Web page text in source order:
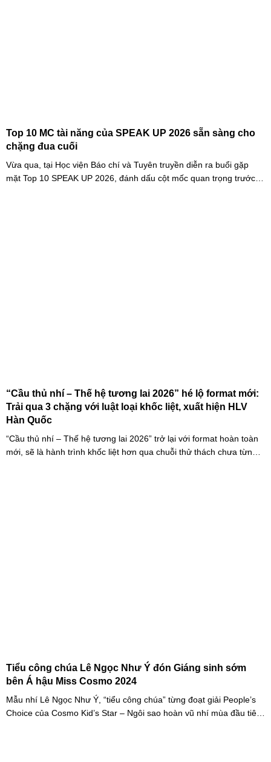
Top 10 MC tài năng của SPEAK UP 2026 sẵn sàng cho
chặng đua cuối
Vừa qua, tại Học viện Báo chí và Tuyên truyền diễn ra buổi gặp
mặt Top 10 SPEAK UP 2026, đánh dấu cột mốc quan trọng trước
“Cầu thủ nhí – Thế hệ tương lai 2026” hé lộ format mới:
Trải qua 3 chặng với luật loại khốc liệt, xuất hiện HLV
Hàn Quốc
“Cầu thủ nhí – Thế hệ tương lai 2026” trở lại với format hoàn toàn
mới, sẽ là hành trình khốc liệt hơn qua chuỗi thử thách chưa từng
Tiểu công chúa Lê Ngọc Như Ý đón Giáng sinh sớm
bên Á hậu Miss Cosmo 2024
Mẫu nhí Lê Ngọc Như Ý, “tiểu công chúa” từng đoạt giải People’s
Choice của Cosmo Kid’s Star – Ngôi sao hoàn vũ nhí mùa đầu tiên